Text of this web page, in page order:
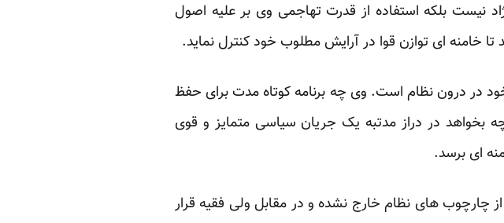
نیست بلکه استفاده از قدرت تهاجمی وی بر علیه اصول
خامنه ای توازن قوا در آرایش مطلوب خود کنترل نماید.
در درون نظام است. وی چه برنامه کوتاه مدت برای حفظ
در دراز مدتبه یک جریان سیاسی متمایز و قوی
ای برسد.
چارچوب های نظام خارج نشده و در مقابل ولی فقیه قرار